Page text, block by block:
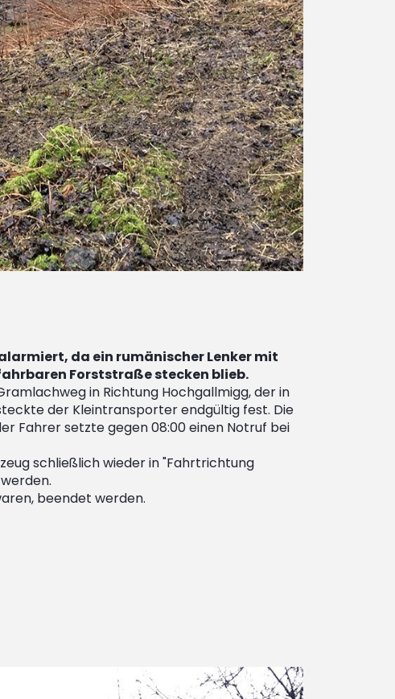
da ein rumänischer Lenker mit
Forststraße stecken blieb.
in Richtung Hochgallmigg, der in
der Kleintransporter endgültig fest. Die
Fahrer setzte gegen 08:00 einen Notruf bei
schließlich wieder in "Fahrtrichtung
beendet werden.